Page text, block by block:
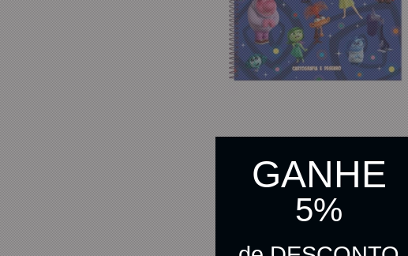
GANHE
5%
Caderno de Desenho Capa Dura 80 Folhas
Azul Divertidamente 2 Foroni